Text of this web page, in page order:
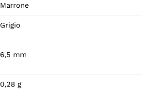
Marrone
Grigio
6,5 mm
0,28 g